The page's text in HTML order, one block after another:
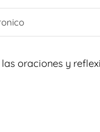
oraciones y